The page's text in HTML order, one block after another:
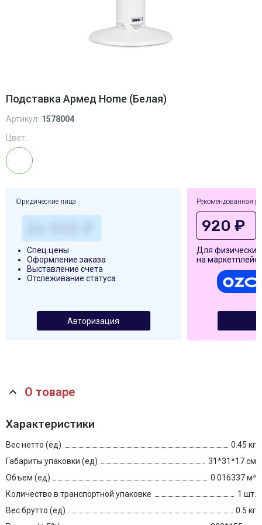
Подставка Армед Home (Белая)
Артикул: 1578004
Цвет:
Юридические лица
Спец.цены
Оформление заказа
Выставление счета
Отслеживание статуса
Авторизация
Рекомендованная
920 ₽
Для
на
О товаре
Характеристики
Вес нетто (ед)
0.45 кг
Габариты упаковки (ед)
31*31*17 см
Объем (ед)
0.016337 м³
Количество в транспортной упаковке
1 шт.
Вес брутто (ед)
0.5 кг